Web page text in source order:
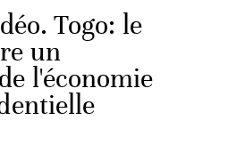
Togo: le
un
l'économie